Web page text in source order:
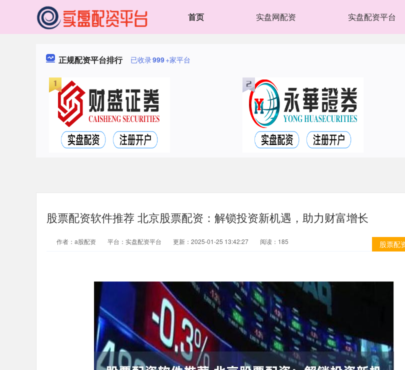
首页 实盘网配资 实盘配资平台
正规配资平台排行 已收录999+家平台
股票配资软件推荐 北京股票配资：解锁投资新机遇，助力财富增长
股票配
作者：a股配资 平台：实盘配资平台 更新：2025-01-25 13:42:27 阅读：185